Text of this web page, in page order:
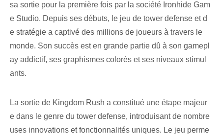
sa sortie pour la première fois par la société Ironhide Gam
e Studio. Depuis ses débuts, le jeu de tower defense et d
e stratégie a captivé des millions de joueurs à travers le
monde. Son succès est en grande partie dû à son gamepl
ay addictif, ses graphismes colorés et ses niveaux stimul
ants.
La sortie de Kingdom Rush a constitué une étape majeur
e dans le genre du tower defense, introduisant de nombre
uses innovations et fonctionnalités uniques. Le jeu perme